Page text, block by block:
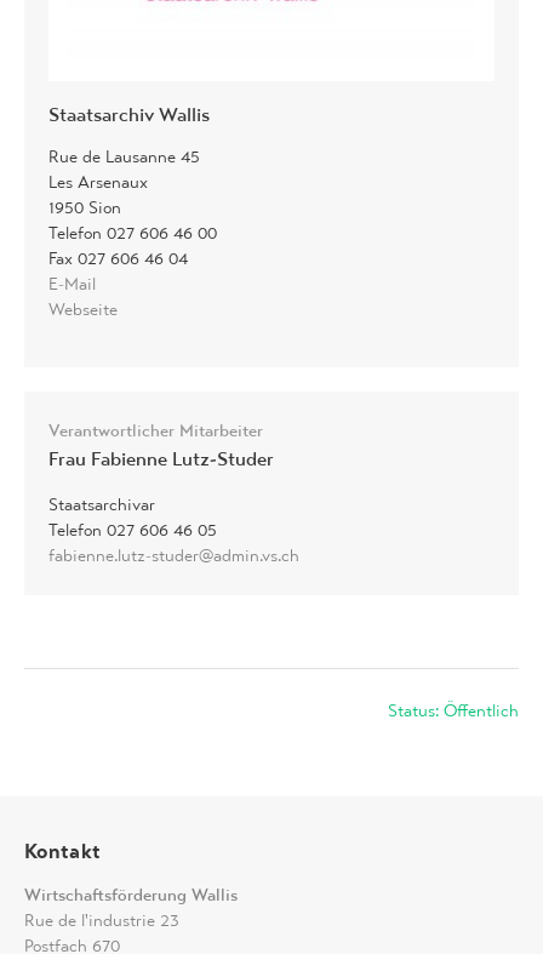
Staatsarchiv Wallis
Rue de Lausanne 45
Les Arsenaux
1950 Sion
Telefon 027 606 46 00
Fax 027 606 46 04
E-Mail
Webseite
Verantwortlicher Mitarbeiter
Frau Fabienne Lutz-Studer
Staatsarchivar
Telefon 027 606 46 05
fabienne.lutz-studer@admin.vs.ch
Status: Öffentlich
Kontakt
Wirtschaftsförderung Wallis
Rue de l'industrie 23
Postfach 670